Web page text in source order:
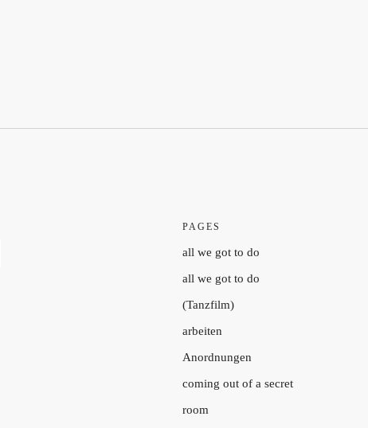
PAGES
all we got to do
all we got to do
(Tanzfilm)
arbeiten
Anordnungen
coming out of a secret
room